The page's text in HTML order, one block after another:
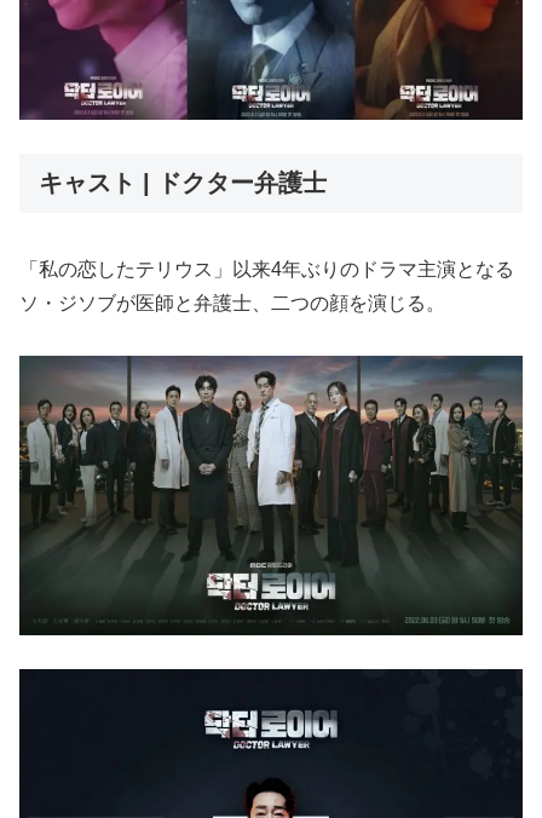
キャスト | ドクター弁護士
「私の恋したテリウス」以来4年ぶりのドラマ主演となる
ソ・ジソブが医師と弁護士、二つの顔を演じる。